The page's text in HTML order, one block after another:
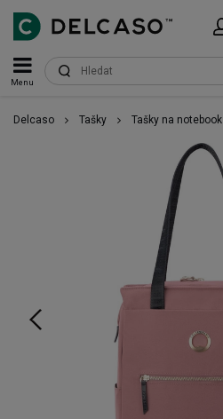
Menu
Delcaso Tašky Tašky na notebook